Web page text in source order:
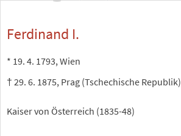
Ferdinand I.
* 19. 4. 1793, Wien
† 29. 6. 1875, Prag (Tschechische Republik)
Kaiser von Österreich (1835-48)